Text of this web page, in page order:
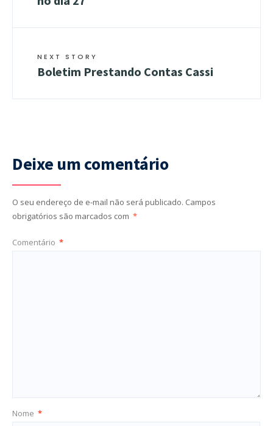
NEXT STORY
Boletim Prestando Contas Cassi
Deixe um comentário
O seu endereço de e-mail não será publicado. Campos
obrigatórios são marcados com *
Comentário *
Nome *